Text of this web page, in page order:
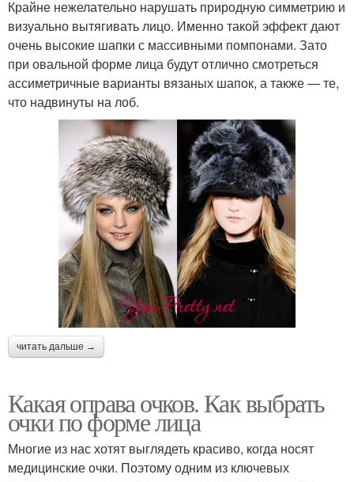
Крайне нежелательно нарушать природную симметрию и
визуально вытягивать лицо. Именно такой эффект дают
очень высокие шапки с массивными помпонами. Зато
при овальной форме лица будут отлично смотреться
ассиметричные варианты вязаных шапок, а также — те,
что надвинуты на лоб.
читать дальше →
Какая оправа очков. Как выбрать
очки по форме лица
Многие из нас хотят выглядеть красиво, когда носят
медицинские очки. Поэтому одним из ключевых